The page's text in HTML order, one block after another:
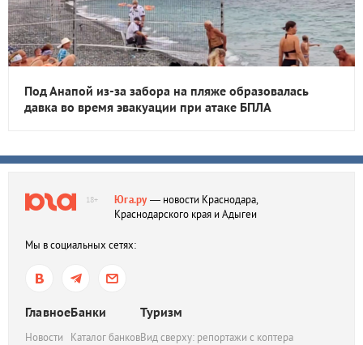
Под Анапой из-за забора на пляже образовалась
давка во время эвакуации при атаке БПЛА
18+ Юга.ру— новости Краснодара,
Краснодарского края и Адыгеи
Мы в социальных сетях:
Главное
Новости
Банки
Каталог банков
Туризм
Вид сверху: репортажи с коптера